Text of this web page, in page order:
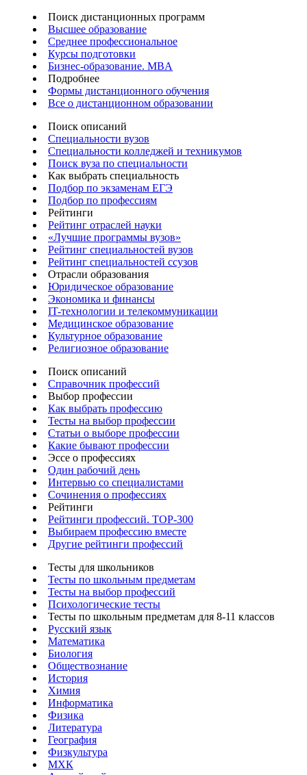
Поиск дистанционных программ
Высшее образование
Среднее профессиональное
Курсы подготовки
Бизнес-образование. MBA
Подробнее
Формы дистанционного обучения
Все о дистанционном образовании
Поиск описаний
Специальности вузов
Специальности колледжей и техникумов
Поиск вуза по специальности
Как выбрать специальность
Подбор по экзаменам ЕГЭ
Подбор по профессиям
Рейтинги
Рейтинг отраслей науки
«Лучшие программы вузов»
Рейтинг специальностей вузов
Рейтинг специальностей ссузов
Отрасли образования
Юридическое образование
Экономика и финансы
IT-технологии и телекоммуникации
Медицинское образование
Культурное образование
Религиозное образование
Поиск описаний
Справочник профессий
Выбор профессии
Как выбрать профессию
Тесты на выбор профессии
Статьи о выборе профессии
Какие бывают профессии
Эссе о профессиях
Один рабочий день
Интервью со специалистами
Сочинения о профессиях
Рейтинги
Рейтинги профессий. TOP-300
Выбираем профессию вместе
Другие рейтинги профессий
Тесты для школьников
Тесты по школьным предметам
Тесты на выбор профессий
Психологические тесты
Тесты по школьным предметам для 8-11 классов
Русский язык
Математика
Биология
Обществознание
История
Химия
Информатика
Физика
Литература
География
Физкультура
МХК